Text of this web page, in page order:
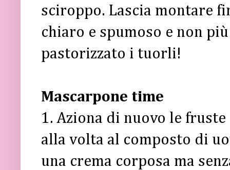
sciroppo. Lascia montare
chiaro e spumoso e non
pastorizzato i tuorli!
Mascarpone time
1. Aziona di nuovo le
alla volta al composto di
una crema corposa ma